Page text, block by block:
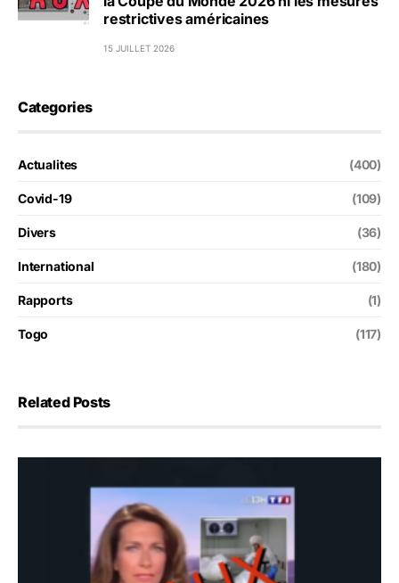
restrictives américaines
15 JUILLET 2026
Categories
Actualites (400)
Covid-19 (109)
Divers (36)
International (180)
Rapports (1)
Togo (117)
Related Posts